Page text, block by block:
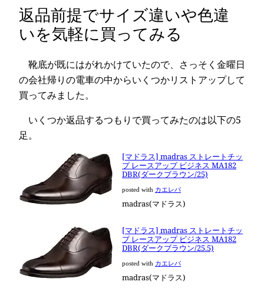
返品前提でサイズ違いや色違
いを気軽に買ってみる
靴底が既にはがれかけていたので、さっそく金曜日
の会社帰りの電車の中からいくつかリストアップして
買ってみました。
いくつか返品するつもりで買ってみたのは以下の5
足。
[マドラス] madras ストレートチッ
プ レースアップ ビジネス MA182
DBR(ダークブラウン/25)
posted with カエレバ
madras(マドラス)
[マドラス] madras ストレートチッ
プ レースアップ ビジネス MA182
DBR(ダークブラウン/25.5)
posted with カエレバ
madras(マドラス)